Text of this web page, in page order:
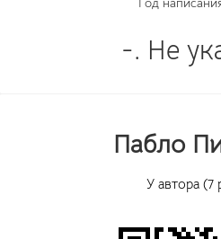
-. Не
Пабло
У автора (7